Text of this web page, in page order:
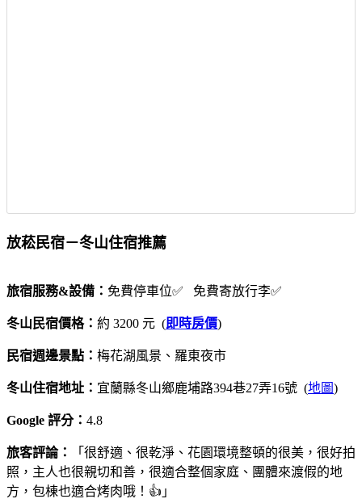
放菘民宿－冬山住宿推薦
旅宿服務&設備： 免費停車位✅ 免費寄放行李✅
冬山民宿價格： 約 3200 元 (即時房價)
民宿週邊景點： 梅花湖風景、羅東夜市
冬山住宿地址： 宜蘭縣冬山鄉鹿埔路394巷27弄16號 (地圖)
Google 評分： 4.8
旅客評論：
「很舒適、很乾淨、花園環境整頓的很美，很好拍
照，主人也很親切和善，很適合整個家庭、團體來渡假的地
方，包棟也適合烤肉哦！👍」